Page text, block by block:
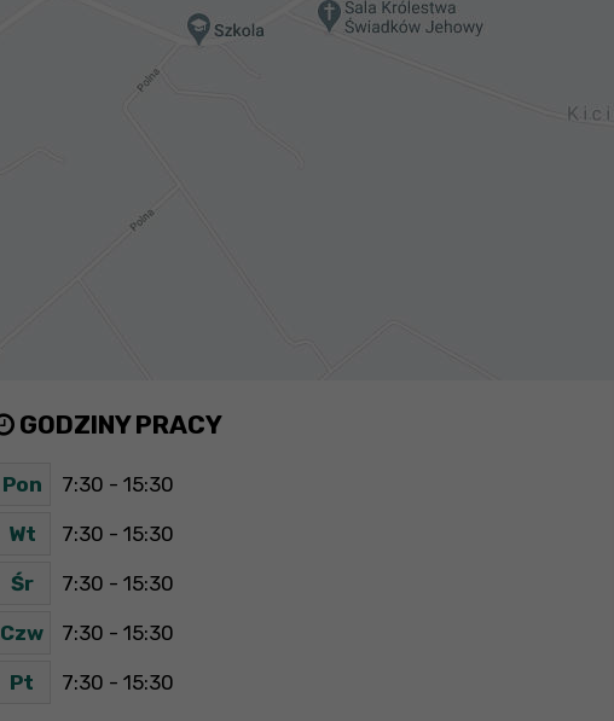
GODZINY PRACY
Pon 7:30 - 15:30
Wt 7:30 - 15:30
Śr 7:30 - 15:30
Czw 7:30 - 15:30
Pt 7:30 - 15:30